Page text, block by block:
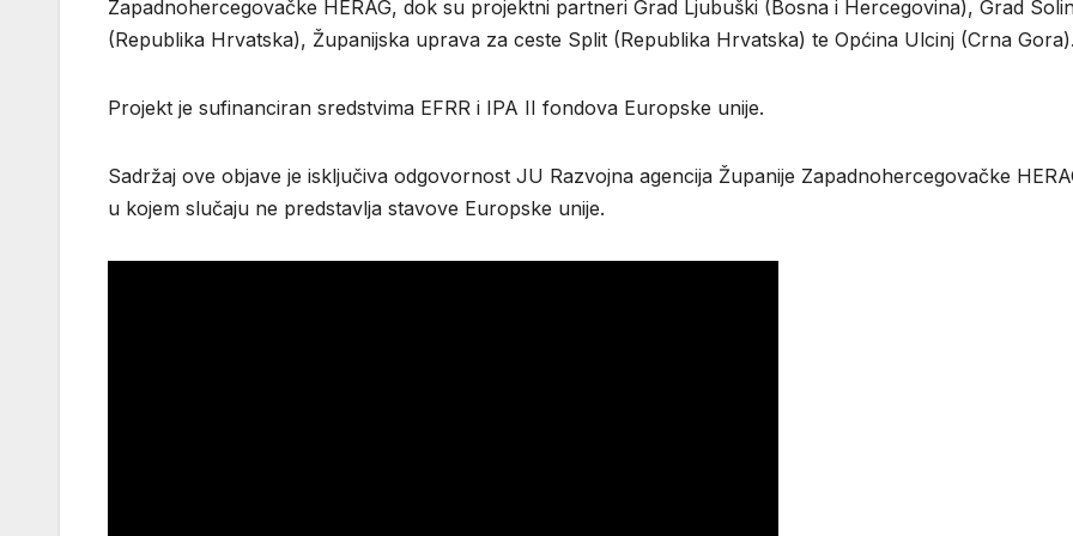
Zapadnohercegovačke HERAG, dok su projektni partneri Grad Ljubuški (Bosna i Hercegovina), Grad
(Republika Hrvatska), Županijska uprava za ceste Split (Republika Hrvatska) te Općina Ulcinj (Crna Gora).
Projekt je sufinanciran sredstvima EFRR i IPA II fondova Europske unije.
Sadržaj ove objave je isključiva odgovornost JU Razvojna agencija Županije Zapadnohercegovačke
u kojem slučaju ne predstavlja stavove Europske unije.